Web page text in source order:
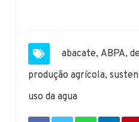
abacate, ABPA,
produção agrícola,
uso da agua